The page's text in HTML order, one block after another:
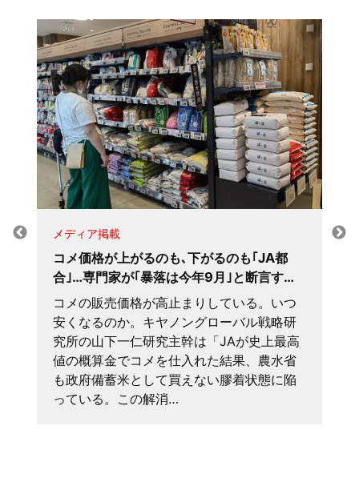
メディア掲載
コメ価格が上がるのも､下がるのも｢JA都
合｣…専門家が｢暴落は今年9月｣と断言す…
コメの販売価格が高止まりしている。いつ
安くなるのか。キヤノングローバル戦略研
究所の山下一仁研究主幹は「JAが史上最高
値の概算金でコメを仕入れた結果、農水省
も政府備蓄米として買えない膠着状態に陥
っている。この解消…